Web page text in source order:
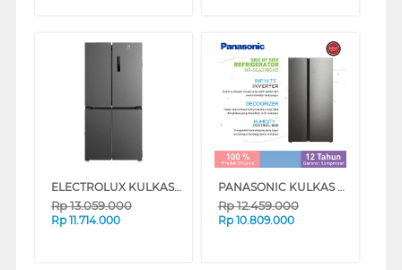
ELECTROLUX KULKAS MULTIDOOR REFRIGERATOR EQE4900AB
Rp13.059.000
Rp 11.714.000
PANASONIC KULKAS SIDE BY SIDE REFRIGERATOR NRSC631BGHD
Rp12.459.000
Rp 10.809.000